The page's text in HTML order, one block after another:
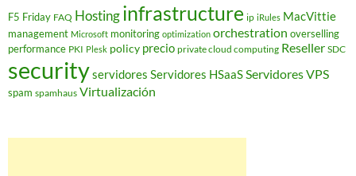
F5 Friday FAQ Hostinginfrastructure ip iRules MacVittie
management Microsoft monitoring optimization orchestration overselling
performance PKI Plesk policy precio private cloud computing Reseller SDC
securityservidores Servidores HSaaSServidores VPS
spam spamhaus Virtualización